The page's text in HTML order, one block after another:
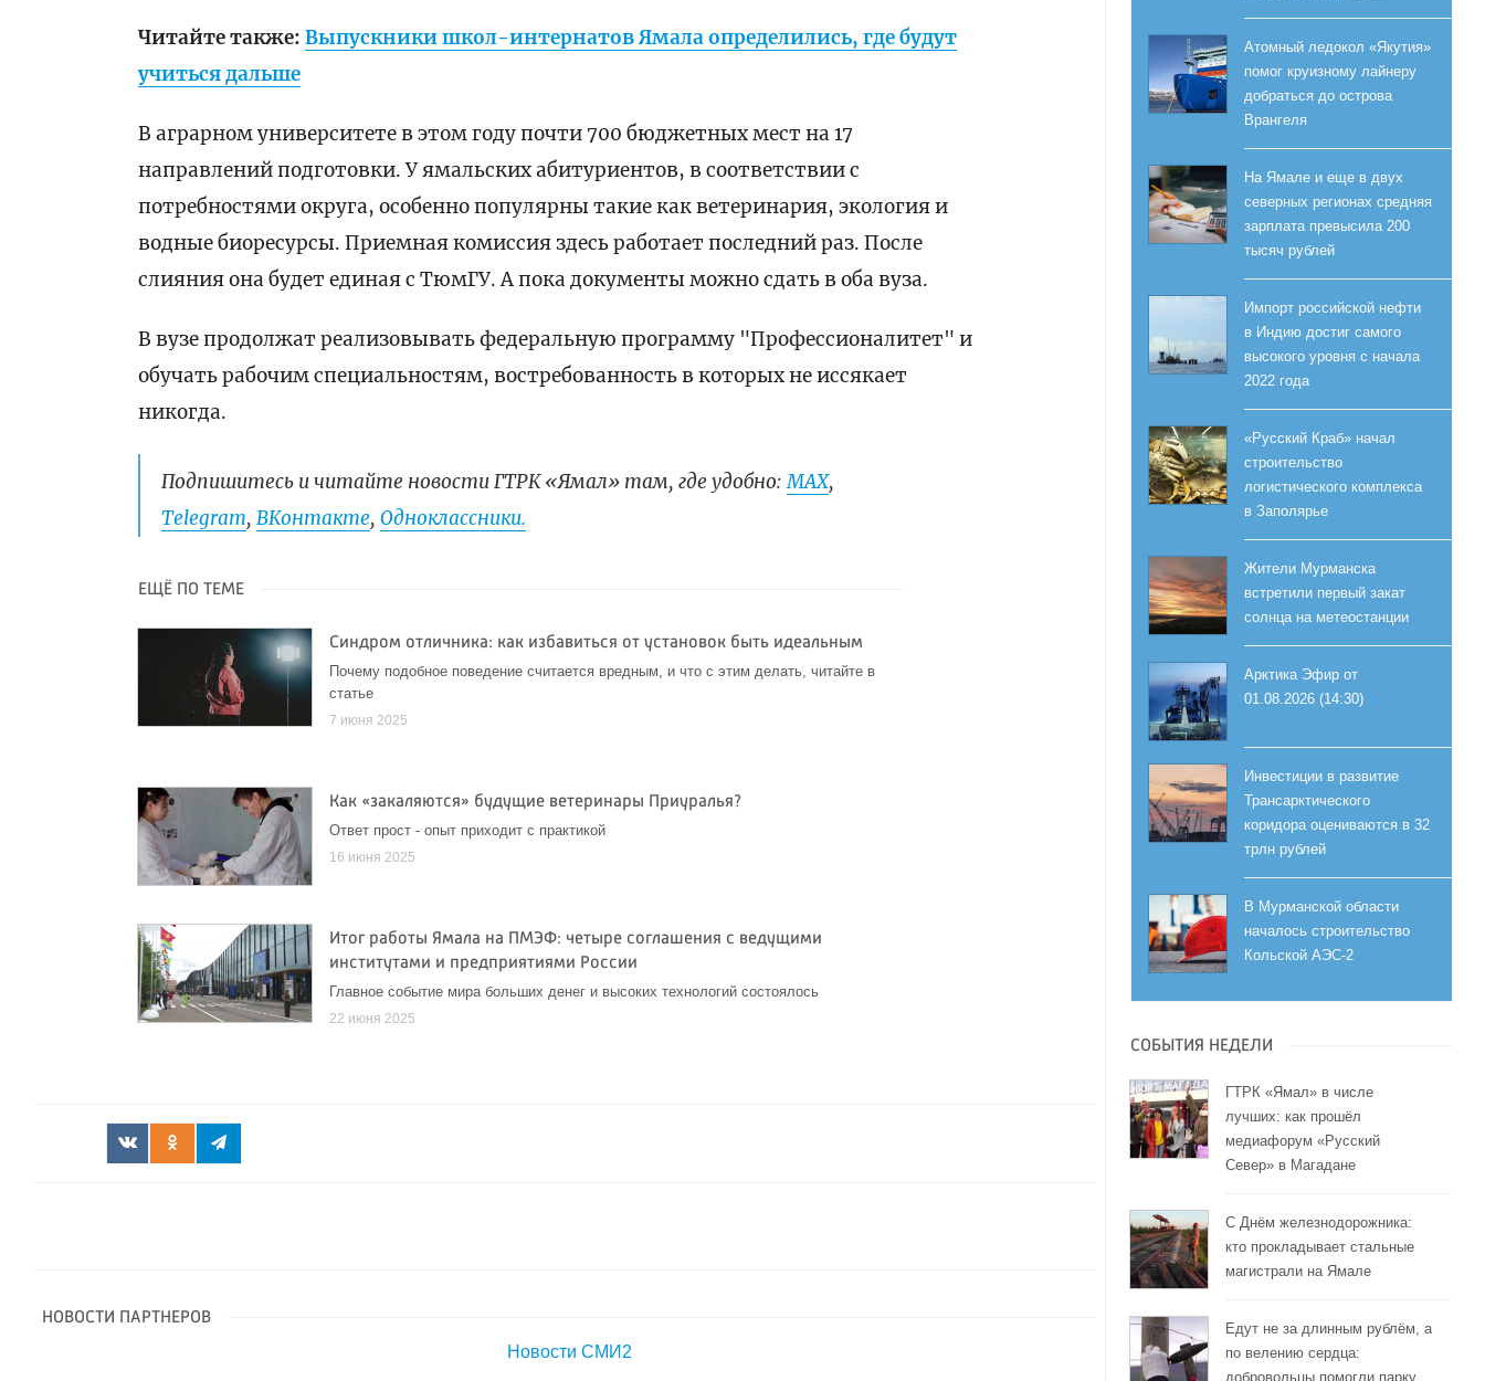
Читайте также:Выпускники школ-интернатов Ямала определились, где будут
учиться дальше
В аграрном университете в этом году почти 700 бюджетных мест на 17
направлений подготовки. У ямальских абитуриентов, в соответствии с
потребностями округа, особенно популярны такие как ветеринария, экология и
водные биоресурсы. Приемная комиссия здесь работает последний раз. После
слияния она будет единая с ТюмГУ. А пока документы можно сдать в оба вуза.
В вузе продолжат реализовывать федеральную программу "Профессионалитет" и
обучать рабочим специальностям, востребованность в которых не иссякает
никогда.
Подпишитесь и читайте новости ГТРК «Ямал» там, где удобно:МАХ,
Telegram,ВКонтакте,Одноклассники.
ЕЩЁ ПО ТЕМЕ
Синдром отличника: как избавиться от установок быть идеальным
Почему подобное поведение считается вредным, и что с этим делать, читайте в
статье
7 июня 2025
Как «закаляются» будущие ветеринары Приуралья?
Ответ прост - опыт приходит с практикой
16 июня 2025
Итог работы Ямала на ПМЭФ: четыре соглашения с ведущими
институтами и предприятиями России
Главное событие мира больших денег и высоких технологий состоялось
22 июня 2025
НОВОСТИ ПАРТНЕРОВ
Новости СМИ2
Атомный ледокол «Якутия»
помог круизному лайнеру
добраться до острова
Врангеля
На Ямале и еще в двух
северных регионах средняя
зарплата превысила 200
тысяч рублей
Импорт российской нефти
в Индию достиг самого
высокого уровня с начала
2022 года
«Русский Краб» начал
строительство
логистического комплекса
в Заполярье
Жители Мурманска
встретили первый закат
солнца на метеостанции
Арктика Эфир от
01.08.2026 (14:30)
Инвестиции в развитие
Трансарктического
коридора оцениваются в 32
трлн рублей
В Мурманской области
началось строительство
Кольской АЭС-2
СОБЫТИЯ НЕДЕЛИ
ГТРК «Ямал» в числе
лучших: как прошёл
медиафорум «Русский
Север» в Магадане
С Днём железнодорожника:
кто прокладывает стальные
магистрали на Ямале
Едут не за длинным рублём, а
по велению сердца:
добровольцы помогли парку